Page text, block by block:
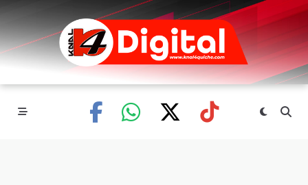
Skip
content